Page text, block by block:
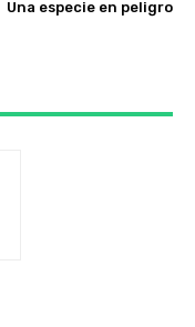
Una especie en peligro